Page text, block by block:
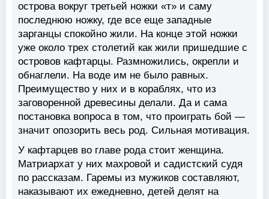
острова вокруг третьей ножки «т» и саму
последнюю ножку, где все еще западные
зарганцы спокойно жили. На конце этой ножки
уже около трех столетий как жили пришедшие с
островов кафтарцы. Размножились, окрепли и
обнаглели. На воде им не было равных.
Преимущество у них и в кораблях, что из
заговоренной древесины делали. Да и сама
постановка вопроса в том, что проиграть бой —
значит опозорить весь род. Сильная мотивация.
У кафтарцев во главе рода стоит женщина.
Матриархат у них махровой и садистский судя
по рассказам. Гаремы из мужиков составляют,
наказывают их ежедневно, детей делят на